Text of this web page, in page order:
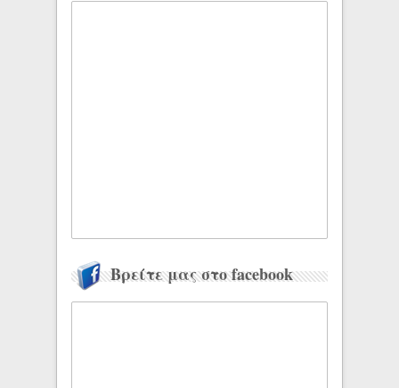
Βρείτε μας στο facebook